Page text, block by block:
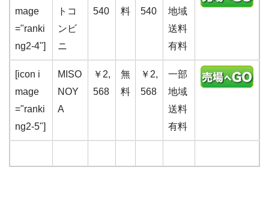
mage
="ranki
ng2-4"]
トコ
ンビ
ニ
540
料
540
地域
送料
有料
[icon i
mage
="ranki
ng2-5"]
MISO
NOY
A
￥2,
568
無
料
￥2,
568
一部
地域
送料
有料